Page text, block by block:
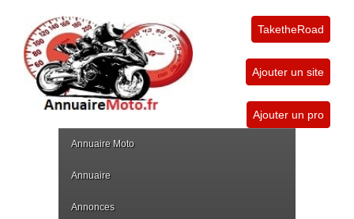
TaketheRoad
Ajouter un site
Ajouter un pro
Annuaire Moto
Annuaire
Annonces